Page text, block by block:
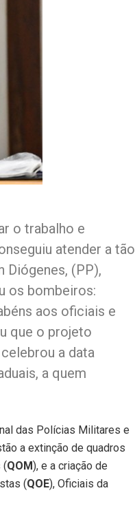
o trabalho e
atender a tão
Diógenes, (PP),
os bombeiros:
aos oficiais e
que o projeto
a data
a quem
das Polícias Militares e
a extinção de quadros
(QOM), e a criação de
(QOE), Oficiais da